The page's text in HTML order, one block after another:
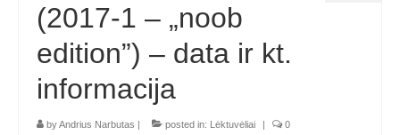
(2017-1 – „noob
edition”) – data ir kt.
informacija
byAndrius Narbutas posted in: Lėktuvėliai 0